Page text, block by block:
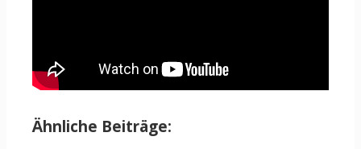
Ähnliche Beiträge: